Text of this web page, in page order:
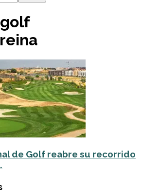
de Golf reabre su recorrido